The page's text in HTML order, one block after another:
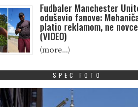
Fudbaler Manchester
oduševio fanove:
platio reklamom, ne
(VIDEO)
(more…)
SPEC FOTO